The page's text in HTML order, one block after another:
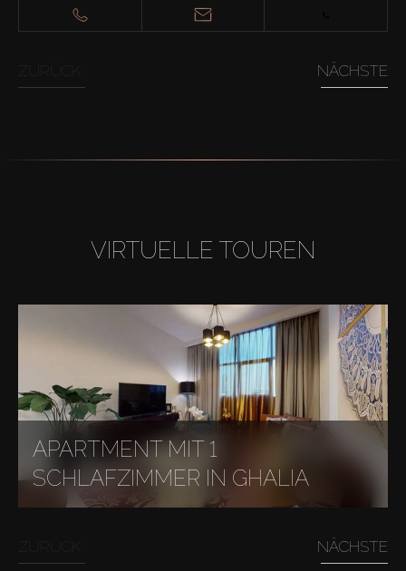
NÄCHSTE
VIRTUELLE TOUREN
APARTMENT MIT 1
SCHLAFZIMMER IN GHALIA
NÄCHSTE